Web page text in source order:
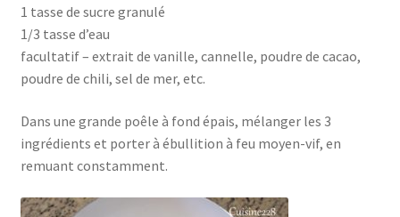
1 tasse de sucre granulé
1/3 tasse d’eau
facultatif – extrait de vanille, cannelle, poudre de cacao,
poudre de chili, sel de mer, etc.
Dans une grande poêle à fond épais, mélanger les 3
ingrédients et porter à ébullition à feu moyen-vif, en
remuant constamment.